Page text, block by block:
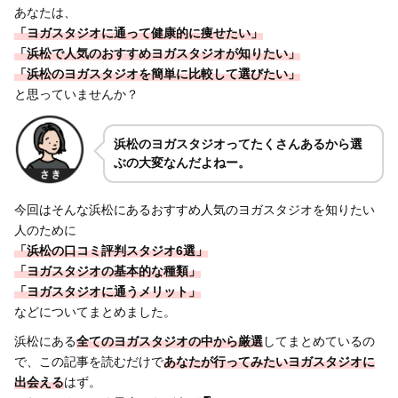
あなたは、
「ヨガスタジオに通って健康的に痩せたい」
「浜松で人気のおすすめヨガスタジオが知りたい」
「浜松のヨガスタジオを簡単に比較して選びたい」
と思っていませんか？
浜松のヨガスタジオってたくさんあるから選
ぶの大変なんだよねー。
今回はそんな浜松にあるおすすめ人気のヨガスタジオを知りたい
人のために
「浜松の口コミ評判スタジオ6選」
「ヨガスタジオの基本的な種類」
「ヨガスタジオに通うメリット」
などについてまとめました。
浜松にある全てのヨガスタジオの中から厳選してまとめているの
で、この記事を読むだけであなたが行ってみたいヨガスタジオに
出会えるはず。